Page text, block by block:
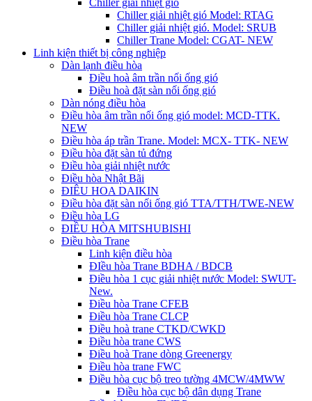
Chiller giải nhiệt gió
Chiller giải nhiệt gió Model: RTAG
Chiller giải nhiệt gió. Model: SRUB
Chiller Trane Model: CGAT- NEW
Linh kiện thiết bị công nghiệp
Dàn lạnh điều hòa
Điều hoà âm trần nối ống gió
Điều hoà đặt sàn nối ống gió
Dàn nóng điều hòa
Điều hòa âm trần nối ống gió model: MCD-TTK.
NEW
Điều hòa áp trần Trane. Model: MCX- TTK- NEW
Điều hòa đặt sàn tủ đứng
Điều hòa giải nhiệt nước
Điều hòa Nhật Bãi
ĐIÊU HOA DAIKIN
Điều hòa đặt sàn nối ống gió TTA/TTH/TWE-NEW
Điều hòa LG
ĐIỀU HÒA MITSHUBISHI
Điều hòa Trane
Linh kiện điều hòa
ĐIều hòa Trane BDHA / BDCB
Điều hòa 1 cục giải nhiệt nước Model: SWUT-
New.
Điều hòa Trane CFEB
Điều hòa Trane CLCP
Điều hoà trane CTKD/CWKD
Điều hòa trane CWS
Điều hoà Trane dòng Greenergy
Điều hòa trane FWC
Điều hòa cục bộ treo tường 4MCW/4MWW
Điều hòa cục bộ dân dụng Trane